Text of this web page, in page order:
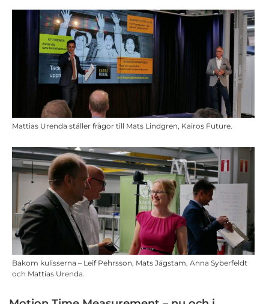
Mattias Urenda ställer frågor till Mats Lindgren, Kairos Future.
Bakom kulisserna – Leif Pehrsson, Mats Jägstam, Anna Syberfeldt
och Mattias Urenda.